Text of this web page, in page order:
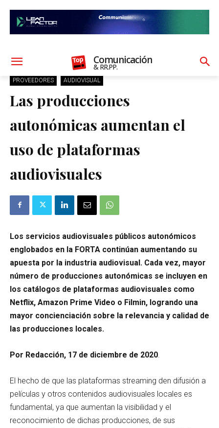
Comunicación
& RR.PP.
PROVEEDORES AUDIOVISUAL
Las producciones
autonómicas aumentan el
uso de plataformas
audiovisuales
Los servicios audiovisuales públicos autonómicos
englobados en la FORTA continúan aumentando su
apuesta por la industria audiovisual. Cada vez, mayor
número de producciones autonómicas se incluyen en
los catálogos de plataformas audiovisuales como
Netflix, Amazon Prime Video o Filmin, logrando una
mayor concienciación sobre la relevancia y calidad de
las producciones locales.
Por Redacción, 17 de diciembre de 2020
El hecho de que las plataformas streaming den difusión a
películas y otros contenidos audiovisuales locales es
fundamental, ya que aumentan la visibilidad y el
reconocimiento de dichas producciones, de sus